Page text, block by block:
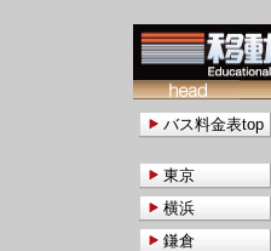
バス料金表top
東京
横浜
鎌倉